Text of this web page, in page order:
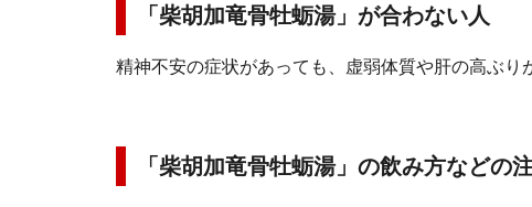
「柴胡加竜骨牡蛎湯」が合わない人
精神不安の症状があっても、虚弱体質や肝の高ぶり
「柴胡加竜骨牡蛎湯」の飲み方などの